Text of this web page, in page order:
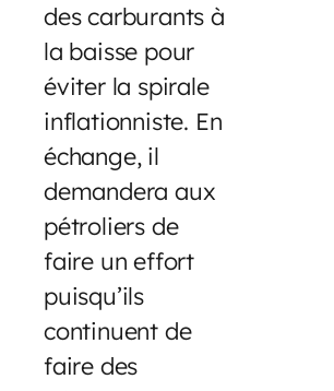
des carburants à
la baisse pour
éviter la spirale
inflationniste. En
échange, il
demandera aux
pétroliers de
faire un effort
puisqu’ils
continuent de
faire des